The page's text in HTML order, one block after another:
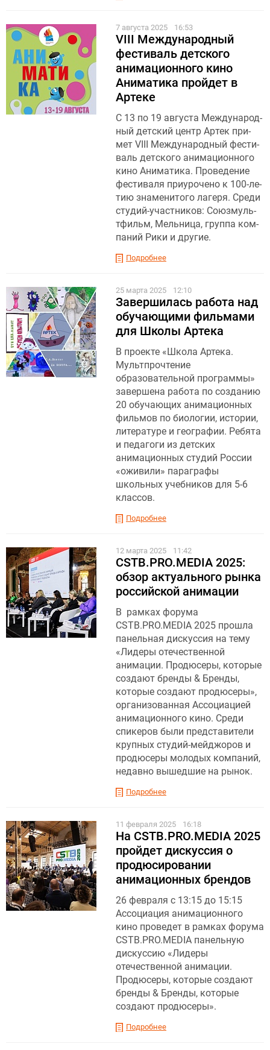
7 августа 2025 16:53
VIII Международный
фестиваль детского
анимационного кино
Аниматика пройдет в
Артеке
С 13 по 19 ав­густа Меж­ду­народ­
ный дет­ский центр Ар­тек при­
мет VIII Меж­ду­народ­ный фес­ти­
валь дет­ско­го ани­маци­он­но­го
ки­но Ани­мати­ка. Про­веде­ние
фес­ти­валя при­уро­чено к 100-ле­
тию знаменитого ла­геря. Сре­ди
сту­дий-учас­тни­ков: Со­юз­муль­
тфильм, Мель­ни­ца, груп­па ком­
па­ний Ри­ки и дру­гие.
Подробнее
25 марта 2025 12:10
Завершилась работа над
обучающими фильмами
для Школы Артека
В проекте «Школа Артека.
Мультпрочтение
образовательной программы»
завершена работа по созданию
20 обучающих анимационных
фильмов по биологии, истории,
литературе и географии. Ребята
и педагоги из детских
анимационных студий России
«оживили» параграфы
школьных учебников для 5-6
классов.
Подробнее
12 марта 2025 11:42
CSTB.PRO.MEDIA 2025:
обзор актуального рынка
российской анимации
В рамках форума
CSTB.PRO.MEDIA 2025 прошла
панельная дискуссия на тему
«Лидеры отечественной
анимации. Продюсеры, которые
создают бренды & Бренды,
которые создают продюсеры»,
организованная Ассоциацией
анимационного кино. Среди
спикеров были представители
крупных студий-мейджоров и
продюсеры молодых компаний,
недавно вышедшие на рынок.
Подробнее
11 февраля 2025 16:18
На CSTB.PRO.MEDIA 2025
пройдет дискуссия о
продюсировании
анимационных брендов
26 февраля с 13:15 до 15:15
Ассоциация анимационного
кино проведет в рамках форума
CSTB.PRO.MEDIA панельную
дискуссию «Лидеры
отечественной анимации.
Продюсеры, которые создают
бренды & Бренды, которые
создают продюсеры».
Подробнее